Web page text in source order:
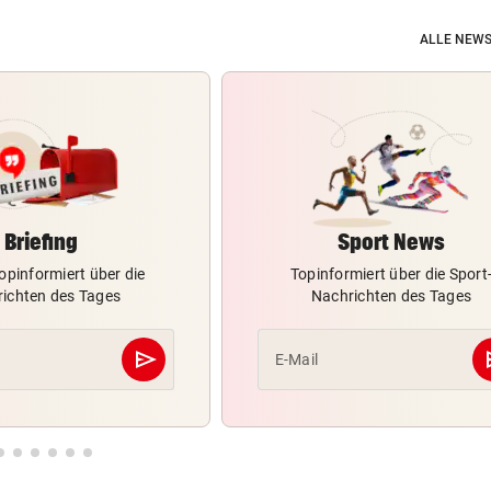
ALLE
Briefing
über die
des Tages
send
Abschicken
Sport News
Topinformiert über die Sport-
Nachrichten des Tages
E-Mail